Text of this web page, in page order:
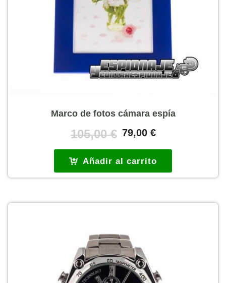
Marco de fotos cámara espía
105,00€ El
era:
105,00 €.
79,00 €El
actual
es:
79,00 €.
Añadir al carrito